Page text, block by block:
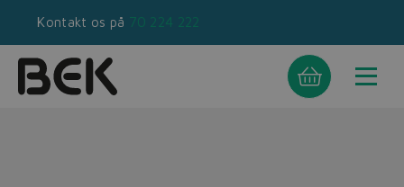
Kontakt os på 70 224 222